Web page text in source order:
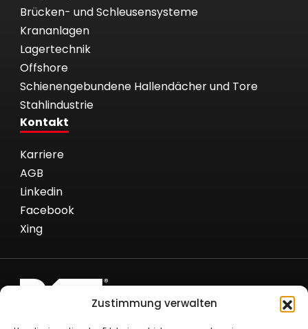
Zustimmung verwalten
Brücken- und Schleusensysteme
Krananlagen
Lagertechnik
Offshore
Schienengebundene Hallendächer und Tore
Stahlindustrie
Kontakt
Karriere
AGB
Linkedin
Facebook
Xing